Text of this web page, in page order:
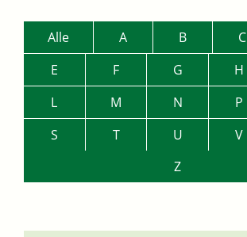
Alle A B C
E
F G H
L
M N P
S
T U V
Z